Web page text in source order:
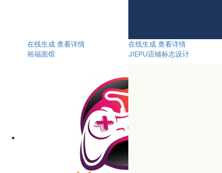
在线生成 查看详情
裕福面馆
在线生成 查看详情
JIEPU店铺标志设计